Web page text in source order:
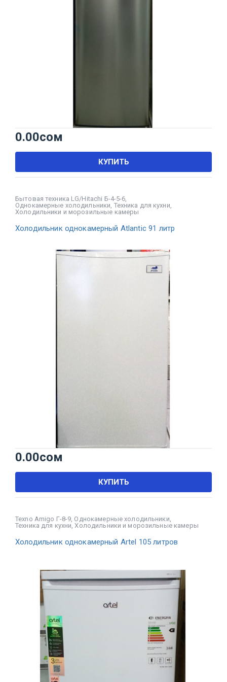
0.00сом
КУПИТЬ
Бытовая техника LG/Hitachi Б-4-5-6
Однокамерные холодильники Техника для кухни
Холодильники и морозильные камеры
Холодильник однокамерный Atlantic 91 литр
0.00сом
КУПИТЬ
Texno Amigo Г-8-9 Однокамерные холодильники
Техника для кухни ,Холодильники и морозильные камеры
Холодильник однокамерный Artel 105 литров